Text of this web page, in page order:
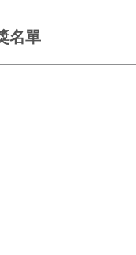
名單